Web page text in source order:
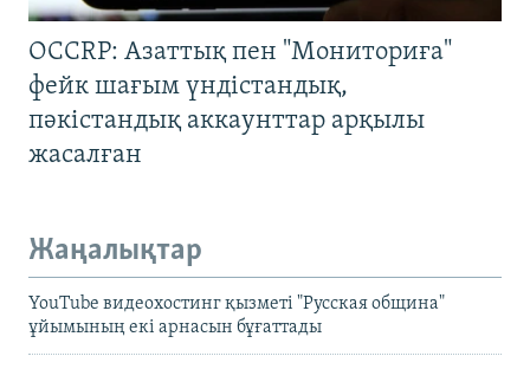
OCCRP: Азаттық пен "Мониториға"
фейк шағым үндістандық,
пәкістандық аккаунттар арқылы
жасалған
Жаңалықтар
YouTube видеохостинг қызметі "Русская община"
ұйымының екі арнасын бұғаттады